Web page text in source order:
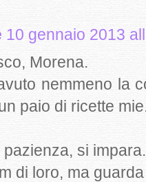
10 gennaio 2013
Morena.
nemmeno la
paio di ricette
si impara.
di loro, ma